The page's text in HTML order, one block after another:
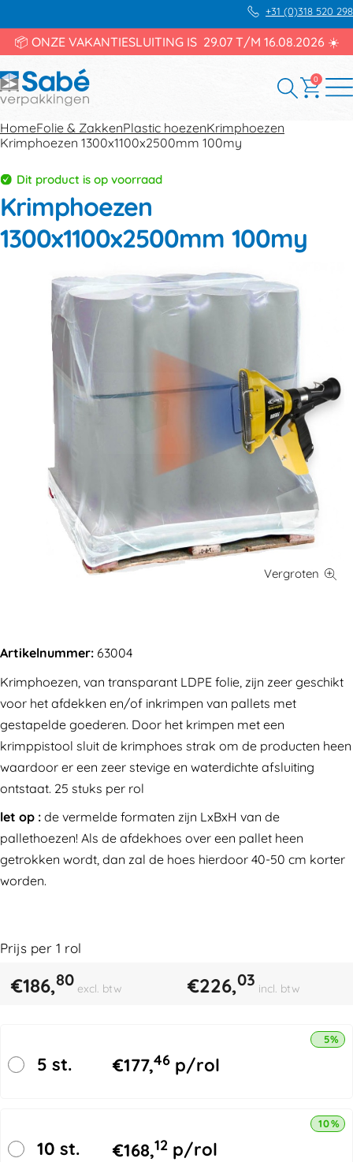
+31 (0)318 520 298
📦 ONZE VAKANTIESLUITING IS 29.07 T/M 16.08.2026 ☀️
0
HomeFolie & ZakkenPlastic hoezenKrimphoezen
Krimphoezen 1300x1100x2500mm 100my
Dit product is op voorraad
Krimphoezen
1300x1100x2500mm 100my
Artikelnummer: 63004
Krimphoezen, van transparant LDPE folie, zijn zeer geschikt
voor het afdekken en/of inkrimpen van pallets met
gestapelde goederen. Door het krimpen met een
krimppistool sluit de krimphoes strak om de producten heen
waardoor er een zeer stevige en waterdichte afsluiting
ontstaat. 25 stuks per rol
let op : de vermelde formaten zijn LxBxH van de
pallethoezen! Als de afdekhoes over een pallet heen
getrokken wordt, dan zal de hoes hierdoor 40-50 cm korter
worden.
Prijs per 1 rol
€186,80 excl. btw €226,03 incl. btw
5 st. €177,46 p/rol
5%
10 st. €168,12 p/rol
10%